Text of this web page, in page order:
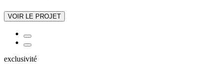
VOIR LE PROJET
exclusivité